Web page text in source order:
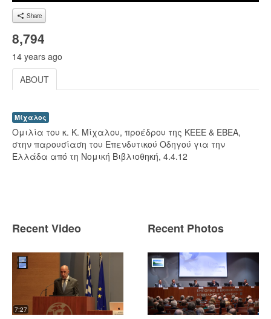
Share
8,794
14 years ago
ABOUT
Μίχαλος
Ομιλία του κ. Κ. Μίχαλου, προέδρου της ΚΕΕΕ & ΕΒΕΑ,
στην παρουσίαση του Επενδυτικού Οδηγού για την
Ελλάδα από τη Νομική Βιβλιοθηκή, 4.4.12
Recent Video
7:27
Recent Photos